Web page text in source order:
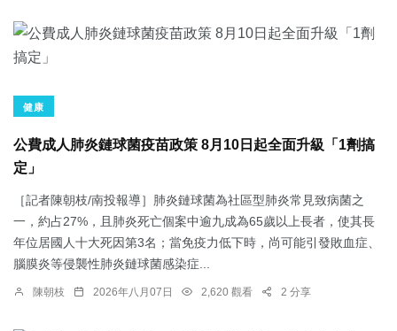
健康
公費成人肺炎鏈球菌疫苗政策 8月10日起全面升級「1劑搞
定」
［記者陳朝枝/南投報導］肺炎鏈球菌為社區型肺炎常見致病菌之
一，約占27%，且肺炎死亡個案中逾九成為65歲以上長者，使其長
年位居國人十大死因第3名；當免疫力低下時，尚可能引發敗血症、
腦膜炎等侵襲性肺炎鏈球菌感染症...
陳朝枝 2026年八月07日 2,620 觀看 2 分享